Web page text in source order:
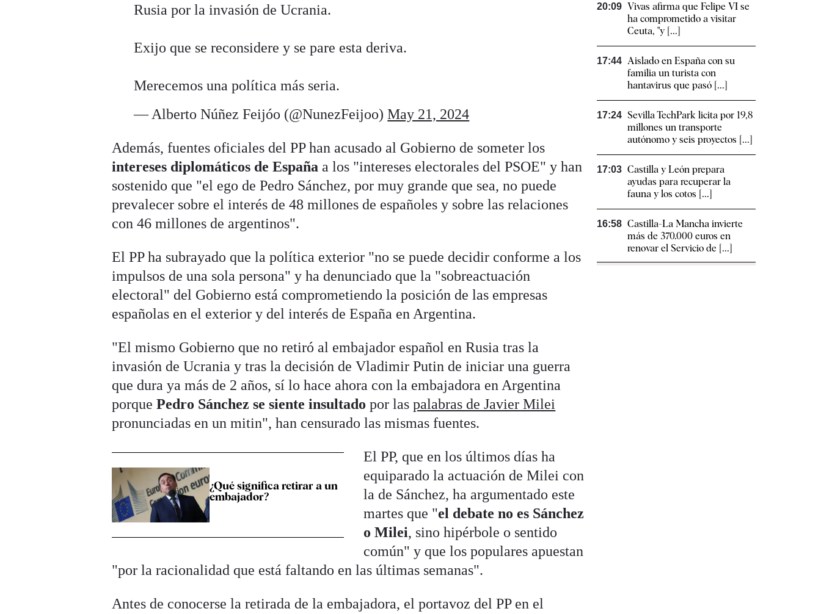
Rusia por la invasión de Ucrania.
Exijo que se reconsidere y se pare esta deriva.
Merecemos una política más seria.
— Alberto Núñez Feijóo (@NunezFeijoo)May 21, 2024
Además, fuentes oficiales del PP han acusado al Gobierno de someter los
intereses diplomáticos de España a los "intereses electorales del PSOE" y han
sostenido que "el ego de Pedro Sánchez, por muy grande que sea, no puede
prevalecer sobre el interés de 48 millones de españoles y sobre las relaciones
con 46 millones de argentinos".
El PP ha subrayado que la política exterior "no se puede decidir conforme a los
impulsos de una sola persona" y ha denunciado que la "sobreactuación
electoral" del Gobierno está comprometiendo la posición de las empresas
españolas en el exterior y del interés de España en Argentina.
"El mismo Gobierno que no retiró al embajador español en Rusia tras la
invasión de Ucrania y tras la decisión de Vladimir Putin de iniciar una guerra
que dura ya más de 2 años, sí lo hace ahora con la embajadora en Argentina
porquePedro Sánchez se siente insultado por laspalabras de Javier Milei
pronunciadas en un mitin", han censurado las mismas fuentes.
¿Qué significa retirar a un
embajador?
El PP, que en los últimos días ha
equiparado la actuación de Milei con
la de Sánchez, ha argumentado este
martes que "el debate no es Sánchez
o Milei, sino hipérbole o sentido
común" y que los populares apuestan
"por la racionalidad que está faltando en las últimas semanas".
Antes de conocerse la retirada de la embajadora, el portavoz del PP en el
20:09 Vivas afirma que Felipe VI se
ha comprometido a visitar
Ceuta, "y [...]
17:44 Aislado en España con su
familia un turista con
hantavirus que pasó [...]
17:24 Sevilla TechPark licita por 19,8
millones un transporte
autónomo y seis proyectos [...]
17:03 Castilla y León prepara
ayudas para recuperar la
fauna y los cotos [...]
16:58 Castilla-La Mancha invierte
más de 370.000 euros en
renovar el Servicio de [...]